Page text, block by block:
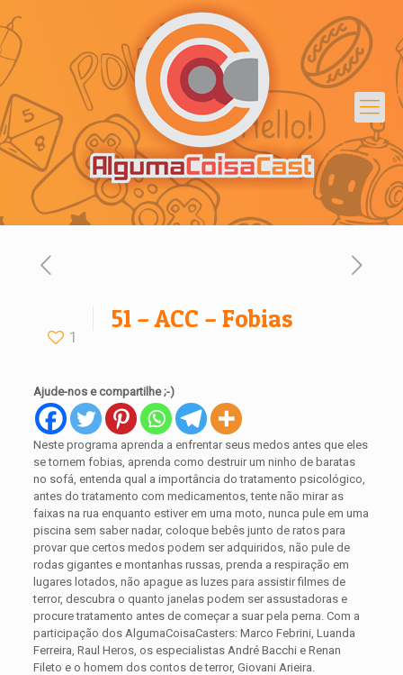
1
51 – ACC – Fobias
Ajude-nos e compartilhe ;-)
Neste programa aprenda a enfrentar seus medos antes que eles
se tornem fobias, aprenda como destruir um ninho de baratas
no sofá, entenda qual a importância do tratamento psicológico,
antes do tratamento com medicamentos, tente não mirar as
faixas na rua enquanto estiver em uma moto, nunca pule em uma
piscina sem saber nadar, coloque bebês junto de ratos para
provar que certos medos podem ser adquiridos, não pule de
rodas gigantes e montanhas russas, prenda a respiração em
lugares lotados, não apague as luzes para assistir filmes de
terror, descubra o quanto janelas podem ser assustadoras e
procure tratamento antes de começar a suar pela perna. Com a
participação dos AlgumaCoisaCasters: Marco Febrini, Luanda
Ferreira, Raul Heros, os especialistas André Bacchi e Renan
Fileto e o homem dos contos de terror, Giovani Arieira.